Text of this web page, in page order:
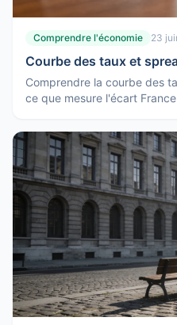
Comprendre l'économie 23
Courbe des taux et
Comprendre la courbe des
ce que mesure l'écart